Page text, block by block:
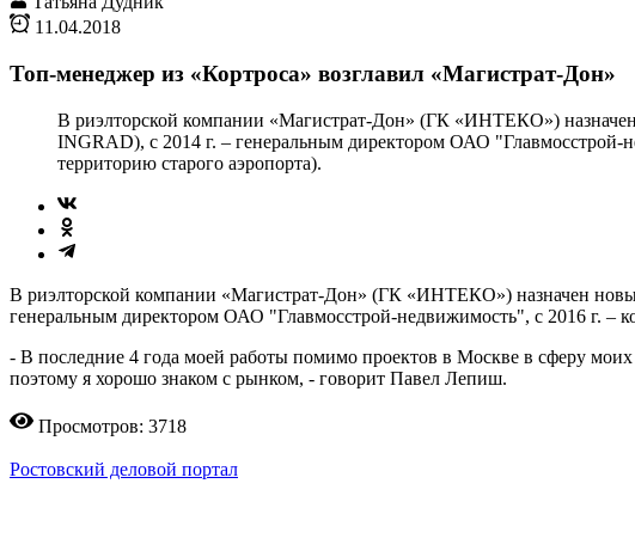
11.04.2018
Топ-менеджер из «Кортроса» возглавил «Магистрат-Дон»
В риэлторской компании «Магистрат-Дон» (ГК «ИНТЕКО»)
INGRAD), с 2014 г. – генеральным директором ОАО "Главмосстрой-
территорию старого аэропорта).
В риэлторской компании «Магистрат-Дон» (ГК «ИНТЕКО») назначен
генеральным директором ОАО "Главмосстрой-недвижимость", с 2016 г. –
- В последние 4 года моей работы помимо проектов в Москве в сферу
поэтому я хорошо знаком с рынком, - говорит Павел Лепиш.
Просмотров: 3718
Ростовский деловой портал